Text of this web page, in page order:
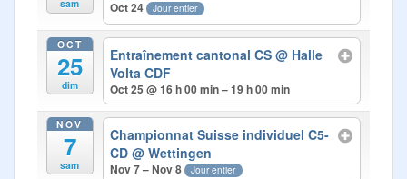
sam Oct 24 Jour entier
OCT
25
dim
Entraînement cantonal CS@ Halle
Volta CDF
Oct 25 @ 16 h 00 min – 19 h 00 min
NOV
7
sam
Championnat Suisse individuel C5-
CD@ Wettingen
Nov 7 – Nov 8 Jour entier